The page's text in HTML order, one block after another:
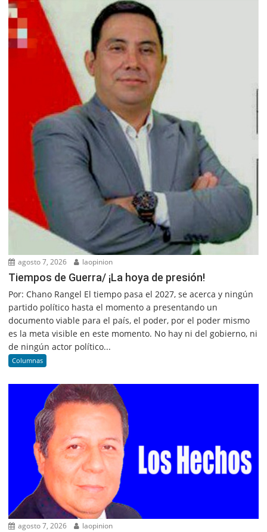
agosto 7, 2026 laopinion
Tiempos de Guerra/ ¡La hoya de presión!
Por: Chano Rangel El tiempo pasa el 2027, se acerca y ningún
partido político hasta el momento a presentando un
documento viable para el país, el poder, por el poder mismo
es la meta visible en este momento. No hay ni del gobierno, ni
de ningún actor político...
Columnas
agosto 7, 2026 laopinion